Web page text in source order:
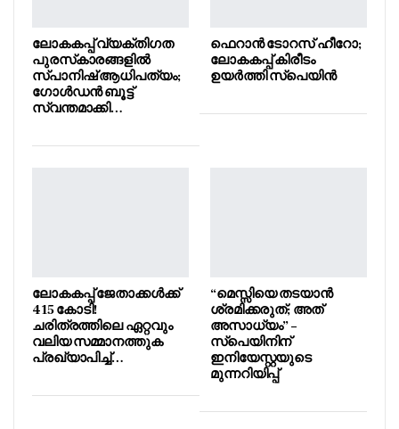
ലോകകപ്പ് വ്യക്തിഗത
പുരസ്‌കാരങ്ങളിൽ
സ്പാനിഷ് ആധിപത്യം;
ഗോൾഡൻ ബൂട്ട്
സ്വന്തമാക്കി…
ഫെറാൻ ടോറസ് ഹീറോ;
ലോകകപ്പ് കിരീടം
ഉയർത്തി സ്പെയിൻ
ലോകകപ്പ് ജേതാക്കൾക്ക്
415 കോടി!
ചരിത്രത്തിലെ ഏറ്റവും
വലിയ സമ്മാനത്തുക
പ്രഖ്യാപിച്ച്…
“മെസ്സിയെ തടയാൻ
ശ്രമിക്കരുത്; അത്
അസാധ്യം” –
സ്പെയിനിന്
ഇനിയേസ്റ്റയുടെ
മുന്നറിയിപ്പ്